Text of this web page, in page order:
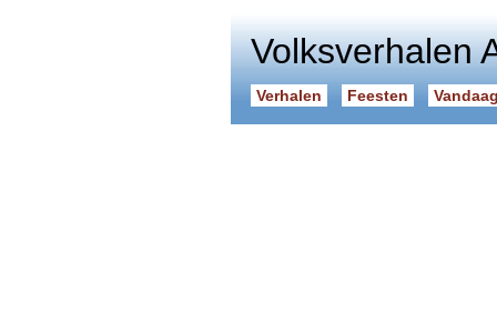
Volksverhalen
Verhalen Feesten